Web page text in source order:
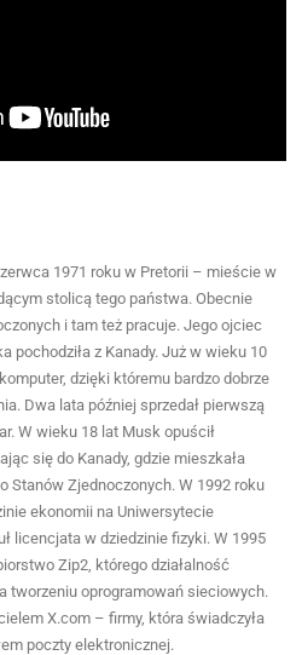
1971 roku w Pretorii – mieście w
stolicą tego państwa. Obecnie
i tam też pracuje. Jego ojciec
pochodziła z Kanady. Już w wieku 10
dzięki któremu bardzo dobrze
Dwa lata później sprzedał pierwszą
W wieku 18 lat Musk opuścił
się do Kanady, gdzie mieszkała
Stanów Zjednoczonych. W 1992 roku
ekonomii na Uniwersytecie
licencjata w dziedzinie fizyki. W 1995
Zip2, którego działalność
tworzeniu oprogramowań sieciowych.
X.com – firmy, która świadczyła
poczty elektronicznej.